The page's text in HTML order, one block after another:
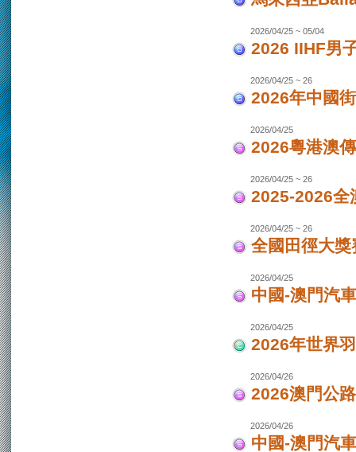
2026/04/25 ~ 05/04
2026 IIHF男
2026/04/25 ~ 26
2026年中國
2026/04/25
2026粵港澳
2026/04/25 ~ 26
2025-2026全
2026/04/25 ~ 26
全國田徑大獎
2026/04/25
中國-澳門汽
2026/04/25
2026年世界
2026/04/26
2026澳門公
2026/04/26
中國-澳門汽